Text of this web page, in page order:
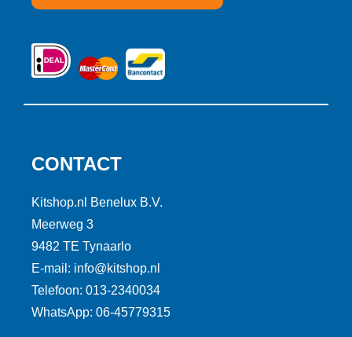
CONTACT
Kitshop.nl Benelux B.V.
Meerweg 3
9482 TE Tynaarlo
E-mail: info@kitshop.nl
Telefoon: 013-2340034
WhatsApp: 06-45779315